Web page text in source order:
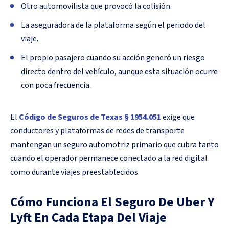
Otro automovilista que provocó la colisión.
La aseguradora de la plataforma según el periodo del
viaje.
El propio pasajero cuando su acción generó un riesgo
directo dentro del vehículo, aunque esta situación ocurre
con poca frecuencia.
El Código de Seguros de Texas § 1954.051exige que
conductores y plataformas de redes de transporte
mantengan un seguro automotriz primario que cubra tanto
cuando el operador permanece conectado a la red digital
como durante viajes preestablecidos.
Cómo Funciona El Seguro De Uber Y
Lyft En Cada Etapa Del Viaje